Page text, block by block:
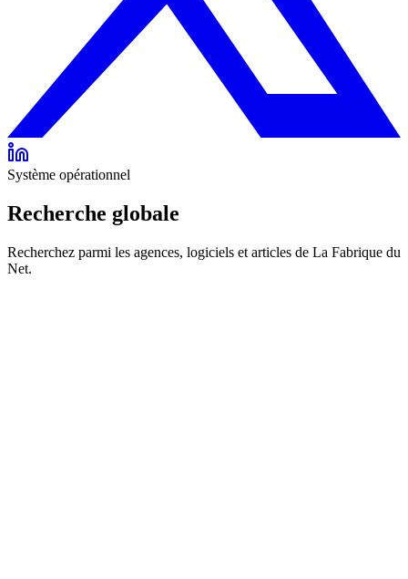
Système opérationnel
Recherche globale
Recherchez parmi les agences, logiciels et articles de La Fabrique du
Net.